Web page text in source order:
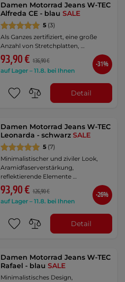
Damen Motorrad Jeans W-TEC
Alfreda CE - blauSALE
5 (3)
Als Ganzes zertifiziert, eine große
Anzahl von Stretchplatten, …
93,90 € 136,90 €
auf Lager – 11.8. bei Ihnen
-31%
Detail
Damen Motorrad Jeans W-TEC
Leonarda - schwarzSALE
5 (7)
Minimalistischer und ziviler Look,
Aramidfaserverstärkung,
reflektierende Elemente …
93,90 € 126,90 €
auf Lager – 11.8. bei Ihnen
-26%
Detail
Damen Motorrad Jeans W-TEC
Rafael - blauSALE
Minimalistisches Design,